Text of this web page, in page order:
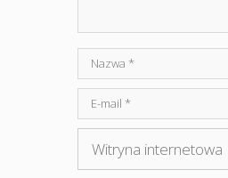
Nazwa
mail
Witryna
internetowa